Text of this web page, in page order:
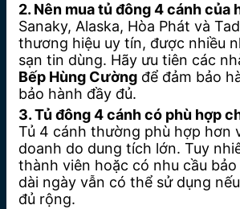
2. Nên mua tủ đông 4 cánh của
Sanaky, Alaska, Hòa Phát và
thương hiệu uy tín, được nhiều
sạn tin dùng. Hãy ưu tiên các
Bếp Hùng Cường để đảm bảo
bảo hành đầy đủ.
3. Tủ đông 4 cánh có phù hợp
Tủ 4 cánh thường phù hợp hơn
doanh do dung tích lớn. Tuy
thành viên hoặc có nhu cầu
dài ngày vẫn có thể sử dụng
đủ rộng.